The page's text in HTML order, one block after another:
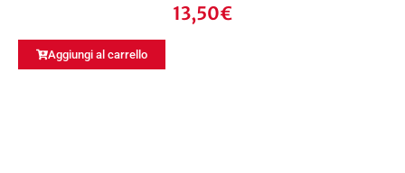
13,50€
Aggiungi al carrello